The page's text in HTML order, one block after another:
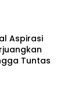
Aspirasi
Tuntas